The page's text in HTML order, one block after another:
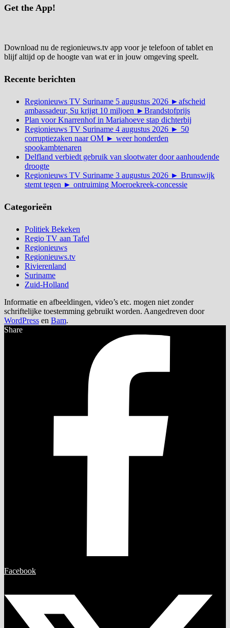
Get the App!
Download nu de regionieuws.tv app voor je telefoon of tablet en
blijf altijd op de hoogte van wat er in jouw omgeving speelt.
Recente berichten
Regionieuws TV Suriname 5 augustus 2026 ►afscheid
ambassadeur, Su krijgt 10 miljoen ►Brandstofprijs
Plan voor Knarrenhof in Mariahoeve stap dichterbij
Regionieuws TV Suriname 4 augustus 2026 ► 50
corruptiezaken naar OM ► weer honderden
spookambtenaren
Delfland verbiedt gebruik van slootwater door aanhoudende
droogte
Regionieuws TV Suriname 3 augustus 2026 ► Brunswijk
stemt tegen ► ontruiming Moeroekreek-concessie
Categorieën
Politiek Bekeken
Regio TV aan Tafel
Regionieuws
Regionieuws.tv
Rivierenland
Suriname
Zuid-Holland
Informatie en afbeeldingen, video’s etc. mogen niet zonder
schriftelijke toestemming gebruikt worden. Aangedreven door
WordPress en Bam.
Share
Facebook